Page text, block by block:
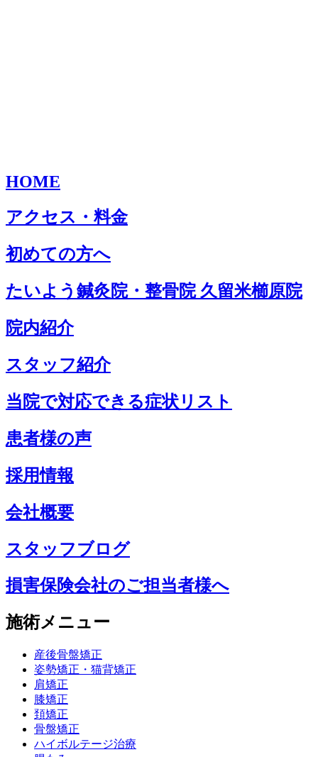
HOME
アクセス・料金
初めての方へ
たいよう鍼灸院・整骨院 久留米櫛原院
院内紹介
スタッフ紹介
当院で対応できる症状リスト
患者様の声
採用情報
会社概要
スタッフブログ
損害保険会社のご担当者様へ
施術メニュー
産後骨盤矯正
姿勢矯正・猫背矯正
肩矯正
膝矯正
頚矯正
骨盤矯正
ハイボルテージ治療